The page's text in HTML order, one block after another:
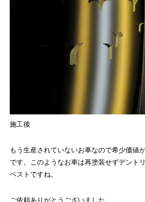
施工後
もう生産されていないお車なので希少価値
です。このようなお車は再塗装せずデント
ベストですね。
ご依頼ありがとうございました。